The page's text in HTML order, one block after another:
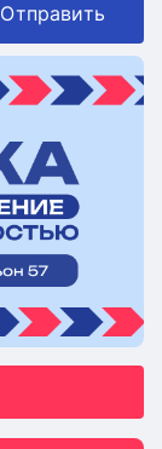
Отправить